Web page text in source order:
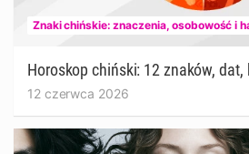
Znaki chińskie: znaczenia, osobowość i
Horoskop chiński: 12 znaków, dat,
12 czerwca 2026